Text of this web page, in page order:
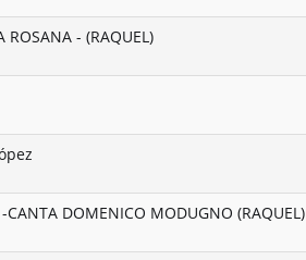
ROSANA - (RAQUEL)
CANTA DOMENICO MODUGNO (RAQUEL)